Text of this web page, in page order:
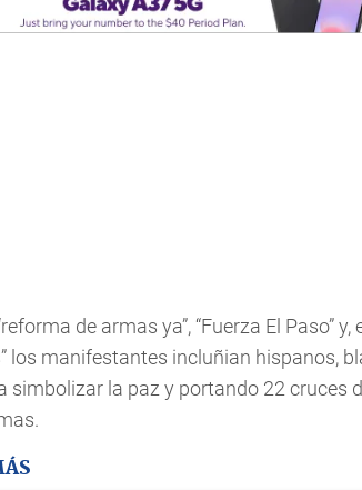
de armas ya”, “Fuerza El Paso”
los manifestantes incluñian hispanos,
simbolizar la paz y portando 22 cruces